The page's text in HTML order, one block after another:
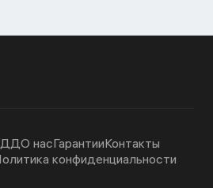
О насГарантииКонтакты
конфиденциальности